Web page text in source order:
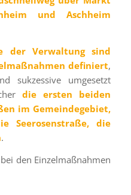
und Aschheim
der Verwaltung sind
definiert,
sukzessive umgesetzt
die ersten beiden
im Gemeindegebiet,
Seerosenstraße, die
.
den Einzelmaßnahmen